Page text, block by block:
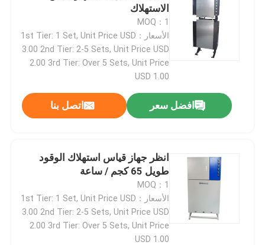
الاستهلاك
MOQ：1
الأسعار：1st Tier: 1 Set, Unit Price USD
3.00 2nd Tier: 2-5 Sets, Unit Price USD
2.00 3rd Tier: Over 5 Sets, Unit Price
USD 1.00
افضل سعر اتصل بنا
انظر جهاز قياس استهلاك الوقود
طويل 65 كجم / ساعة
MOQ：1
الأسعار：1st Tier: 1 Set, Unit Price USD
3.00 2nd Tier: 2-5 Sets, Unit Price USD
2.00 3rd Tier: Over 5 Sets, Unit Price
USD 1.00